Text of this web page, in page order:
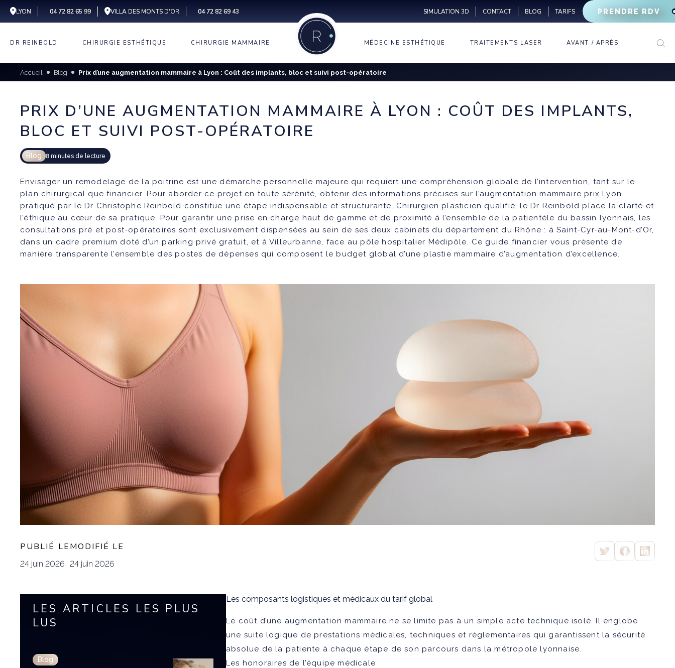
LYON 04 72 82 65 99 VILLA DES MONTS D'OR 04 72 82 69 43 SIMULATION 3D CONTACT BLOG TARIFS PRENDRE RDV
DR REINBOLD
LIEUX CENTRE CELEST
AVIS GOOGLE
FAQ
TÉMOIGNAGES
CHIRURGIE ESTHÉTIQUE
VISAGE
LIFTING VISAGE ET
LIPOFILLING
BLÉPHAROPLASTIE
MINI-LIFT DU VISAGE
SILHOUETTE ABDOMINOPLASTIE
PROTHÈSES DE MOLLET
CHIRURGIE
RÉPARATRICE
RECONSTRUCTION
MAMMAIRE
CICATRICES
INESTHÉTIQUES
MOLLET
CHIRURGIE DU LOBE
D’OREILLE
CHIRURGIE
DERMATOLOGIQUE
LÉSIONS MALIGNES
NAEVUS
HOMMES
MICROGREFFE DES
CHEVEUX
CHIRURGIE MAMMAIRE
MAMMAIRE
LIPOFILLING
RÉDUCTION
MAMMAIRE
MAMELONS INVAGINÉS
RECONSTRUCTION
MAMMAIRE
PECTUS EXCAVATUM
MÉDECINE ESTHÉTIQUE
HYALURONIQUE
RIDES
MAINS
MIGRAINE
PROFHILO
INJECTIONS DE
POLYNUCLÉOTIDES
TRAITEMENTS LASER
LASER PIGMENTAIRE
AVANT / APRÈS
Accueil Blog Prix d’une augmentation mammaire à Lyon : Coût des implants, bloc et suivi post-opératoire
PRIX D’UNE AUGMENTATION MAMMAIRE À LYON : COÛT DES IMPLANTS,
BLOC ET SUIVI POST-OPÉRATOIRE
Blog 8 minutes de lecture
Envisager un remodelage de la poitrine est une démarche personnelle majeure qui requiert une compréhension globale de l’intervention, tant sur le
plan chirurgical que financier. Pour aborder ce projet en toute sérénité, obtenir des informations précises sur l’augmentation mammaire prix Lyon
pratiqué par le Dr Christophe Reinbold constitue une étape indispensable et structurante. Chirurgien plasticien qualifié, le Dr Reinbold place la clarté et
l’éthique au cœur de sa pratique. Pour garantir une prise en charge haut de gamme et de proximité à l’ensemble de la patientèle du bassin lyonnais, les
consultations pré et post-opératoires sont exclusivement dispensées au sein de ses deux cabinets du département du Rhône : à Saint-Cyr-au-Mont-d’Or,
dans un cadre premium doté d’un parking privé gratuit, et à Villeurbanne, face au pôle hospitalier Médipôle. Ce guide financier vous présente de
manière transparente l’ensemble des postes de dépenses qui composent le budget global d’une plastie mammaire d’augmentation d’excellence.
PUBLIÉ LE
24 juin 2026
MODIFIÉ LE
24 juin 2026
LES ARTICLES LES PLUS
LUS
Blog
Les composants logistiques et médicaux du tarif global
Le coût d’une augmentation mammaire ne se limite pas à un simple acte technique isolé. Il englobe
une suite logique de prestations médicales, techniques et réglementaires qui garantissent la sécurité
absolue de la patiente à chaque étape de son parcours dans la métropole lyonnaise.
Les honoraires de l’équipe médicale